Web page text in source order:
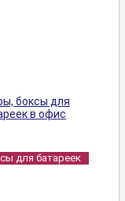
боксы для
в офис
для батареек